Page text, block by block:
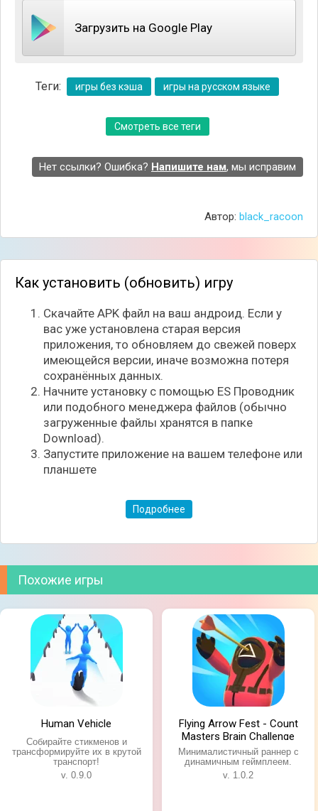
управления транспортными средствами. Под
контролем игрока окажутся как легковые
автомобили, тяжелые грузовики, так и пикапы с
роли водителя экскаватора, сесть за руль скорой
пассажирского городского автобуса.
оно получилось максимально точным и
навыки для преодоления самых разных преград и
транспортное средство отличается тормозным
путем, ускорением, максимальной скоростью и
Загрузить на Google Play
Теги: игры без кэша игры на русском языке
Смотреть все теги
Нет ссылки? Ошибка? Напишите нам, мы исправим
Автор: black_racoon
Как установить (обновить) игру
Скачайте APK файл на ваш андроид. Если у
вас уже установлена старая версия
приложения, то обновляем до свежей поверх
имеющейся версии, иначе возможна потеря
сохранённых данных.
Начните установку с помощью ES Проводник
или подобного менеджера файлов (обычно
загруженные файлы хранятся в папке
Download).
Запустите приложение на вашем телефоне или
планшете
Подробнее
Похожие игры
Human Vehicle
Собирайте стикменов и
трансформируйте их в крутой
транспорт!
v. 0.9.0
Flying Arrow Fest - Count
Masters Brain Challenge
Минималистичный раннер с
динамичным геймплеем.
v. 1.0.2